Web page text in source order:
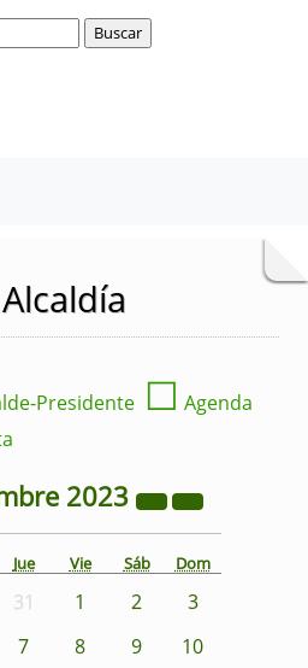
Presidente ☐ Agenda
2023
Jue Vie Sáb Dom
31 1 2
3
7 8 9
10